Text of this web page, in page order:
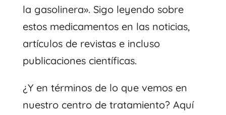
la gasolinera». Sigo leyendo sobre
estos medicamentos en las noticias,
artículos de revistas e incluso
publicaciones científicas.
¿Y en términos de lo que vemos en
nuestro centro de tratamiento? Aquí